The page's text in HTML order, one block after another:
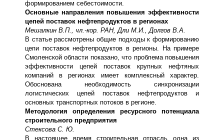
формированием себестоимости.
Основные направления повышения эффективности
цепей поставок нефтепродуктов в регионах
Мешалкин В.П., чл.-кор. РАН, Дли М.И., Долгов В.А.
В статье рассмотрены общие подходы к формированию
цепи поставок нефтепродуктов в регионы. На примере
Смоленской области показано, что проблема повышения
эффективности цепей поставок крупных нефтяных
компаний в регионах имеет комплексный характер.
Обоснована необходимость синхронизации
логистических цепей поставок нефтепродуктов и
основных транспортных потоков в регионе.
Методология определения ресурсного потенциала
строительного предприятия
Стексова С. Ю.
В настоящее время строительная отрасль одна из